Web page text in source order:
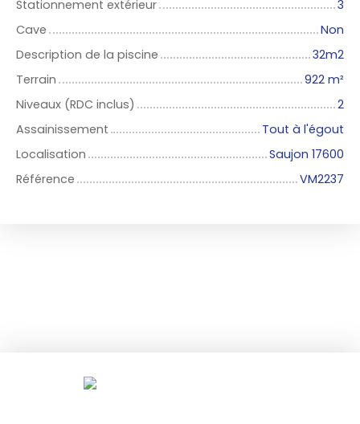
Stationnement extérieur
3
Cave
Non
Description de la piscine
32m2
Terrain
922 m²
Niveaux (RDC inclus)
2
Assainissement
Tout à l'égout
Localisation
Saujon 17600
Référence
VM2237